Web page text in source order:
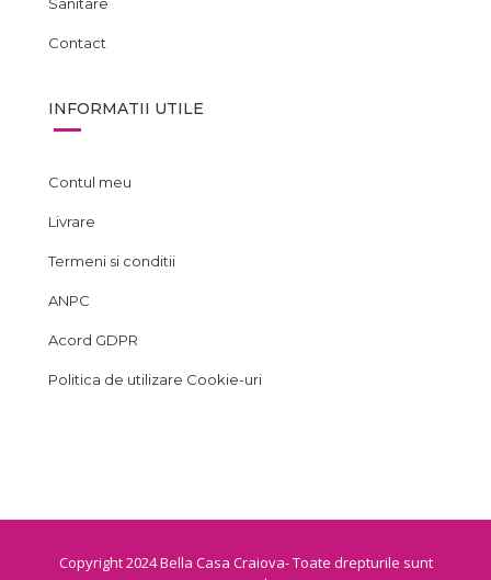
Sanitare
Contact
INFORMATII UTILE
Contul meu
Livrare
Termeni si conditii
ANPC
Acord GDPR
Politica de utilizare Cookie-uri
Copyright 2024 Bella Casa Craiova- Toate drepturile sunt